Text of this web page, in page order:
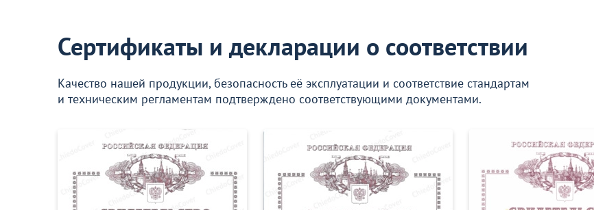
Сертификаты и декларации о соответствии
Качество нашей продукции, безопасность её эксплуатации и соответствие стандартам
и техническим регламентам подтверждено соответствующими документами.